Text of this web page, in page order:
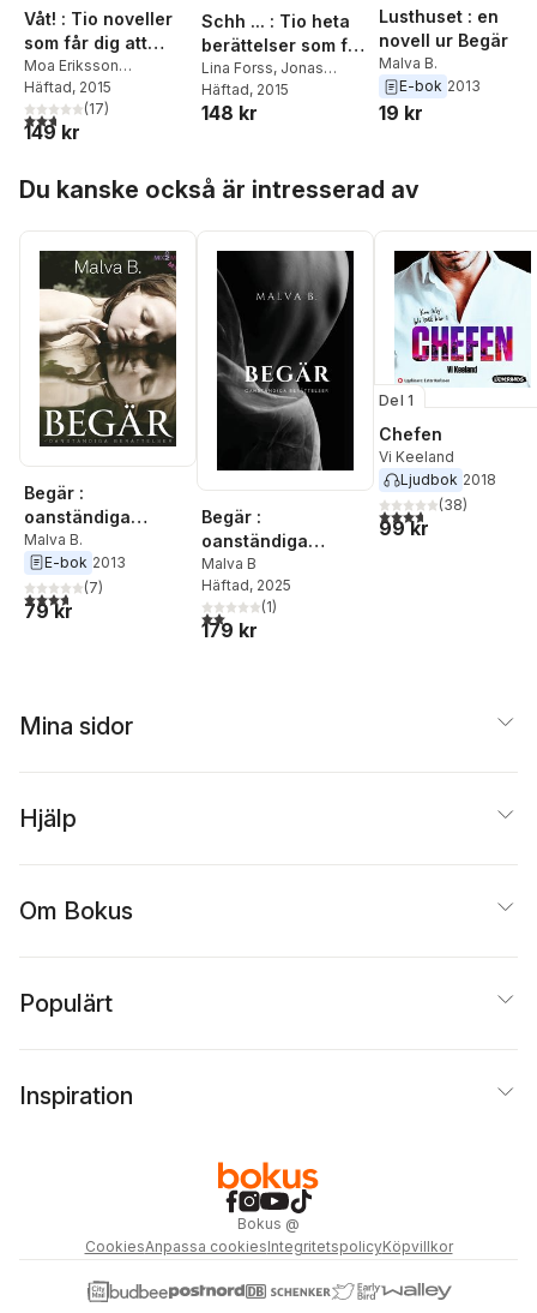
Våt! : Tio noveller
som får dig att
komma
Moa Eriksson
Sandberg,Johanna
Narberg,Daniel Möller
Eme Johansson
Svedberg,Niklas
Ringberg
Häftad, 2015
2,7utav 5 stjärnor. Totalt antal röster:
(17)
149 kr
Schh ... : Tio heta
berättelser som får
dig att längta
Lina Forss, Jonas
Cornell,Johanna
Narberg
Sandberg
Daniel Möller,Eme
Häftad, 2015
148 kr
Lusthuset : en
novell ur Begär
Malva B.
E-bok 2013
19 kr
Du kanske också är intresserad av
Begär :
oanständiga
berättelser
Malva B.
E-bok 2013
3,7utav 5 stjärnor. Totalt antal röster:
(7)
79 kr
Begär :
oanständiga
berättelser
Malva B
Häftad, 2025
2,0utav 5 stjärnor. Totalt antal röster:
(1)
179 kr
Del 1
Chefen
Vi Keeland
Ljudbok 2018
3,7utav 5 stjärnor.
(38)
99 kr
Mina sidor
Hjälp
Om Bokus
Populärt
Inspiration
Bokus @
CookiesAnpassa cookiesIntegritetspolicyKöpvillkor